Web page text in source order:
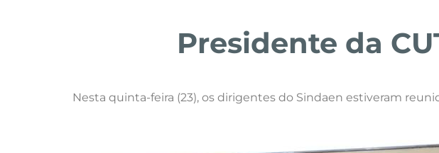
Presidente da
Nesta quinta-feira (23), os dirigentes do Sindaen estiveram